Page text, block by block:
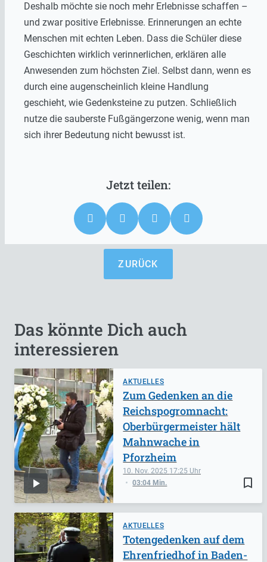
Deshalb möchte sie noch mehr Erlebnisse schaffen –
und zwar positive Erlebnisse. Erinnerungen an echte
Menschen mit echten Leben. Dass die Schüler diese
Geschichten wirklich verinnerlichen, erklären alle
Anwesenden zum höchsten Ziel. Selbst dann, wenn es
durch eine augenscheinlich kleine Handlung
geschieht, wie Gedenksteine zu putzen. Schließlich
nutze die sauberste Fußgängerzone wenig, wenn man
sich ihrer Bedeutung nicht bewusst ist.
ZURÜCK
Das könnte Dich auch
interessieren
AKTUELLES
bookmark_border
10. Nov. 2025 17:25
03:04 Min.
Zum Gedenken an die
Reichspogromnacht:
Oberbürgermeister hält
Mahnwache in
Pforzheim
AKTUELLES
Totengedenken auf dem
Ehrenfriedhof in Baden-